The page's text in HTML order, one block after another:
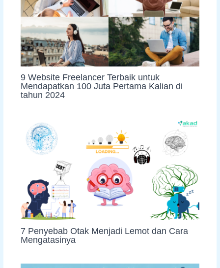
9 Website Freelancer Terbaik untuk
Mendapatkan 100 Juta Pertama Kalian di
tahun 2024
7 Penyebab Otak Menjadi Lemot dan Cara
Mengatasinya